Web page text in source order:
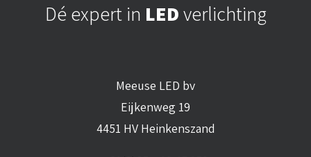
Dé expert in LEDverlichting
Meeuse LED bv
Eijkenweg 19
4451 HV Heinkenszand